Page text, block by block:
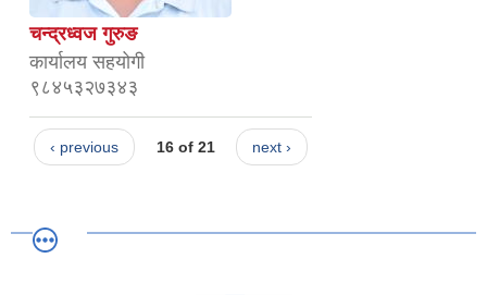
चन्द्रध्वज गुरुङ
कार्यालय सहयोगी
९८४५३२७३४३
‹ previous 16 of 21 next ›